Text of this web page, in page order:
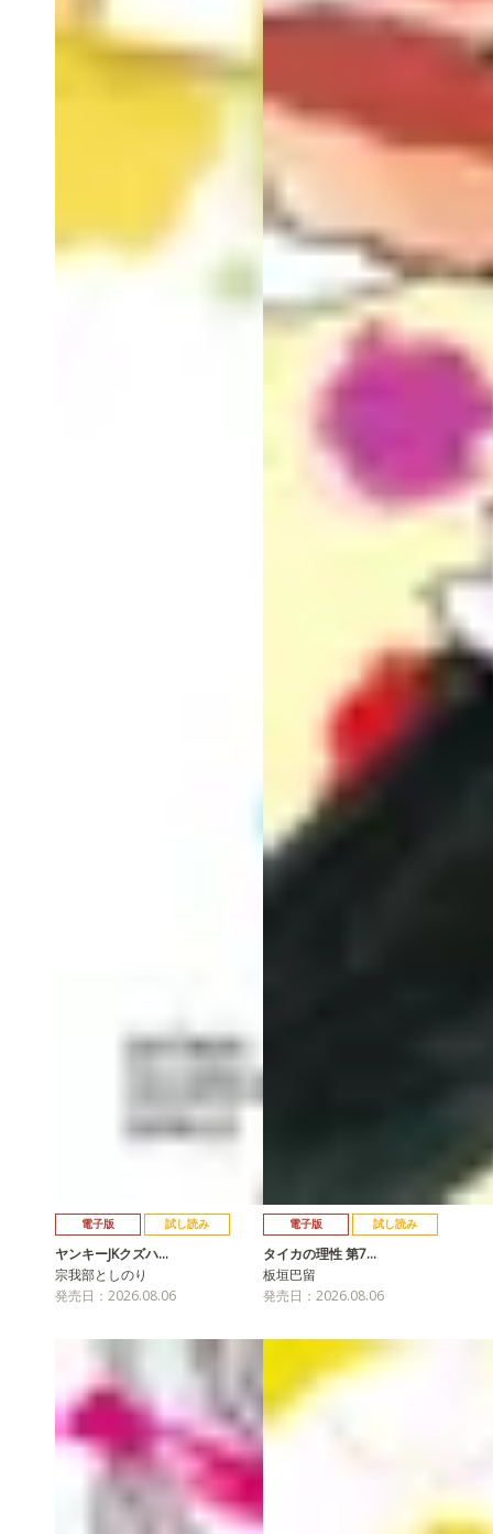
電子版 試し読み
ヤンキーJKクズハ…
宗我部としのり
発売日：2026.08.06
電子版 試し読み
タイカの理性 第7…
板垣巴留
発売日：2026.08.06